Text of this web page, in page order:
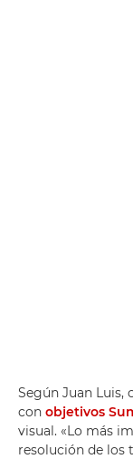
Según Juan Luis,
con objetivos
visual. «Lo más
resolución de los